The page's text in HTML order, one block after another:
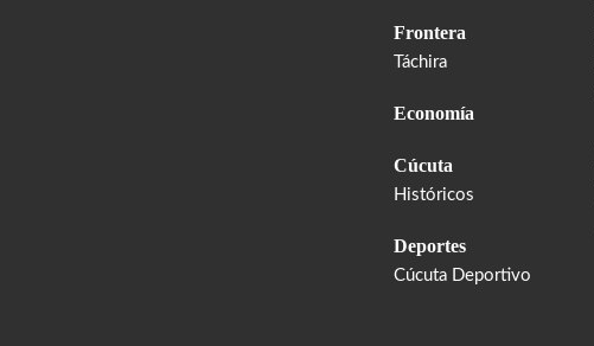
Frontera
Táchira
Economía
Cúcuta
Históricos
Deportes
Cúcuta Deportivo